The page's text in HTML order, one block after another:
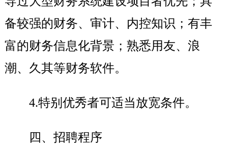
备较强的财务、审计、内控知识；有丰
富的财务信息化背景；熟悉用友、浪
潮、久其等财务软件。
4.特别优秀者可适当放宽条件。
四、招聘程序